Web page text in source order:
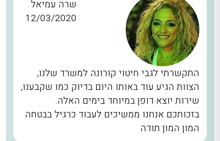
שרה עמיאל
12/03/2020
התקשרתי לגבי חיטוי קורונה למשרד שלנו,
הצוות הגיע עוד באותו היום בדיוק כמו שקבענו,
שירות יוצא דופן במיוחד בימים האלה.
בזכותכם אנחנו ממשיכים לעבוד כרגיל בבטחה
המון המון תודה